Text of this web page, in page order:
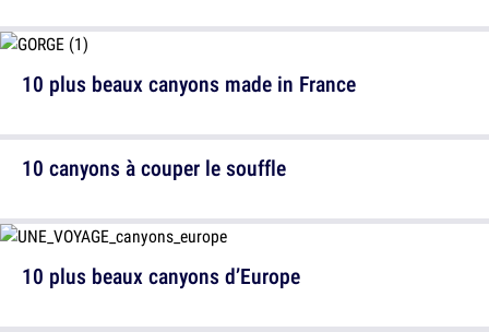
10 plus beaux canyons made in France
10 plus beaux canyons d’Europe
10 canyons à couper le souffle